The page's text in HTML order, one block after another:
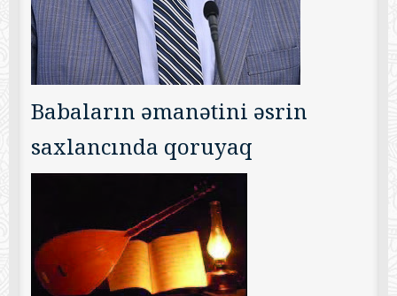
Babaların əmanətini əsrin
saxlancında qoruyaq